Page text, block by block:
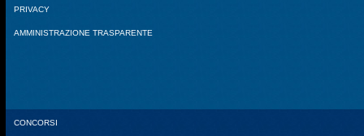
PRIVACY
AMMINISTRAZIONE TRASPARENTE
CONCORSI